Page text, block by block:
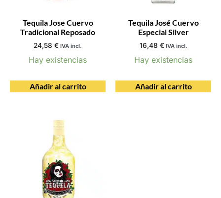
Tequila Jose Cuervo
Tradicional Reposado
24,58 € IVA incl.
Hay existencias
Añadir al carrito
Tequila José Cuervo
Especial Silver
16,48 € IVA incl.
Hay existencias
Añadir al carrito